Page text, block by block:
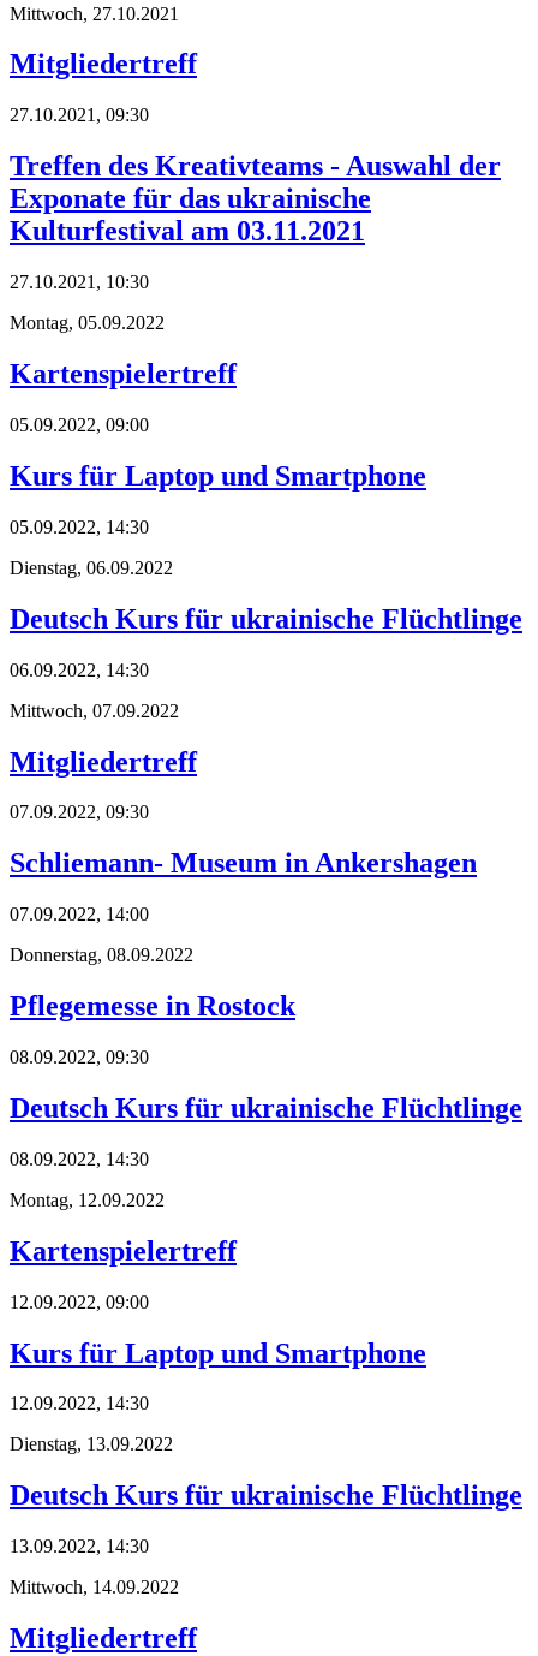
Mittwoch, 27.10.2021
Mitgliedertreff
27.10.2021, 09:30
Treffen des Kreativteams - Auswahl der
Exponate für das ukrainische
Kulturfestival am 03.11.2021
27.10.2021, 10:30
Montag, 05.09.2022
Kartenspielertreff
05.09.2022, 09:00
Kurs für Laptop und Smartphone
05.09.2022, 14:30
Dienstag, 06.09.2022
Deutsch Kurs für ukrainische Flüchtlinge
06.09.2022, 14:30
Mittwoch, 07.09.2022
Mitgliedertreff
07.09.2022, 09:30
Schliemann- Museum in Ankershagen
07.09.2022, 14:00
Donnerstag, 08.09.2022
Pflegemesse in Rostock
08.09.2022, 09:30
Deutsch Kurs für ukrainische Flüchtlinge
08.09.2022, 14:30
Montag, 12.09.2022
Kartenspielertreff
12.09.2022, 09:00
Kurs für Laptop und Smartphone
12.09.2022, 14:30
Dienstag, 13.09.2022
Deutsch Kurs für ukrainische Flüchtlinge
13.09.2022, 14:30
Mittwoch, 14.09.2022
Mitgliedertreff